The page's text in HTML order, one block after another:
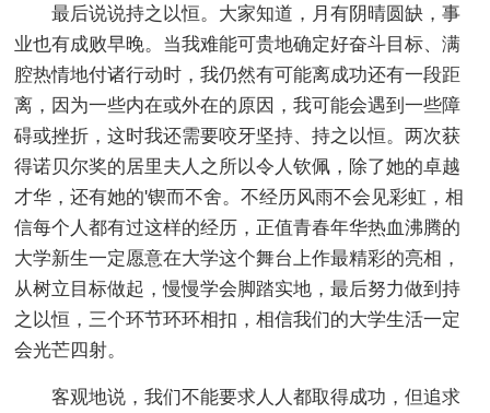
最后说说持之以恒。大家知道，月有阴晴圆缺，事
业也有成败早晚。当我难能可贵地确定好奋斗目标、满
腔热情地付诸行动时，我仍然有可能离成功还有一段距
离，因为一些内在或外在的原因，我可能会遇到一些障
碍或挫折，这时我还需要咬牙坚持、持之以恒。两次获
得诺贝尔奖的居里夫人之所以令人钦佩，除了她的卓越
才华，还有她的'锲而不舍。不经历风雨不会见彩虹，相
信每个人都有过这样的经历，正值青春年华热血沸腾的
大学新生一定愿意在大学这个舞台上作最精彩的亮相，
从树立目标做起，慢慢学会脚踏实地，最后努力做到持
之以恒，三个环节环环相扣，相信我们的大学生活一定
会光芒四射。
客观地说，我们不能要求人人都取得成功，但追求